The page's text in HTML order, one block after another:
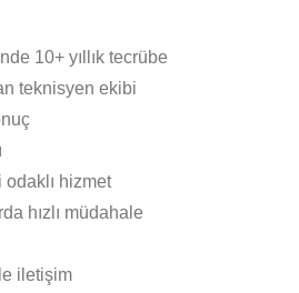
10+ yıllık tecrübe
teknisyen ekibi
hizmet
hızlı müdahale
iletişim